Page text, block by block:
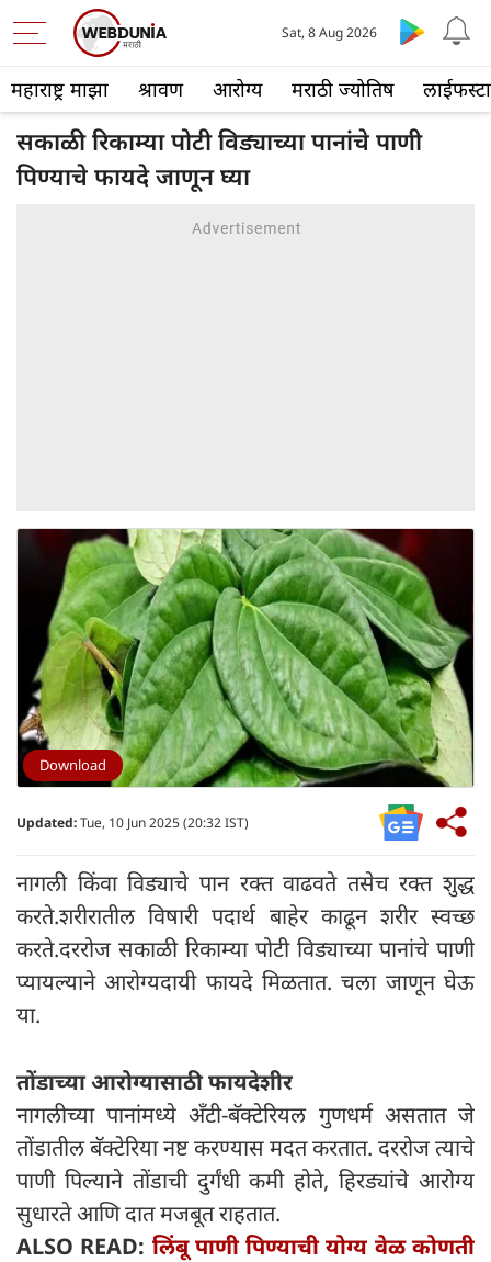
महाराष्ट्र माझा श्रावण आरोग्य मराठी ज्योतिष
Sat, 8 Aug 2026
सकाळी रिकाम्या पोटी विड्याच्या पानांचे पाणी
पिण्याचे फायदे जाणून घ्या
Download
Updated:Tue, 10 Jun 2025 (20:32 IST)
नागली किंवा विड्याचे पान रक्त वाढवते तसेच रक्त शुद्ध
करते.शरीरातील विषारी पदार्थ बाहेर काढून शरीर स्वच्छ
करते.दररोज सकाळी रिकाम्या पोटी विड्याच्या पानांचे पाणी
प्यायल्याने आरोग्यदायी फायदे मिळतात. चला जाणून घेऊ
या.
तोंडाच्या आरोग्यासाठी फायदेशीर
नागलीच्या पानांमध्ये अँटी-बॅक्टेरियल गुणधर्म असतात जे
तोंडातील बॅक्टेरिया नष्ट करण्यास मदत करतात. दररोज त्याचे
पाणी पिल्याने तोंडाची दुर्गंधी कमी होते, हिरड्यांचे आरोग्य
सुधारते आणि दात मजबूत राहतात.
ALSO READ: लिंबू पाणी पिण्याची योग्य वेळ कोणती